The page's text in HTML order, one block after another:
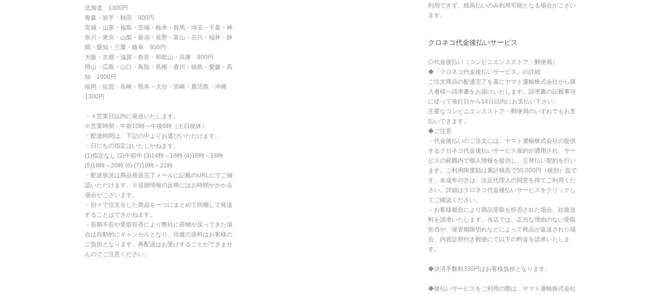
北海道 1300円
青森・岩手・秋田 900円
宮城・山形・福島・茨城・栃木・群馬・埼玉・千葉・神
奈川・東京・山梨・新潟・長野・富山・石川・福井・静
岡・愛知・三重・岐阜 800円
大阪・京都・滋賀・奈良・和歌山・兵庫 900円
岡山・広島・山口・鳥取・島根・香川・徳島・愛媛・高
知 1000円
福岡・佐賀・長崎・熊本・大分・宮崎・鹿児島・沖縄
1300円
・４営業日以内に発送いたします。
※営業時間：午前10時～午後6時（土日祝休）
・配達時間は、下記の中よりお選びいただけます。
・日にちの指定はいたしかねます。
(1)指定なし (2)午前中 (3)14時～16時 (4)16時～18時
(5)18時～20時 (6) (7)19時～21時
・配送状況は商品発送完了メールに記載のURLにてご確
認いただけます。※追跡情報の反映にはお時間がかかる
場合がございます。
・別々で注文をした商品を一つにまとめて同梱して発送
することはできかねます。
・長期不在や受取拒否により弊社に荷物が戻ってきた場
合は自動的にキャンセルとなり、往復の送料はお客様の
ご負担となります。再配送はお受けすることができませ
んのでご注意ください。
利用できず、残高払いのみ利用可能となる場合がござい
ます。
クロネコ代金後払いサービス
◎代金後払い（コンビニエンスストア・郵便局）
◆『クロネコ代金後払いサービス』の詳細
ご注文商品の配達完了を基にヤマト運輸株式会社から購
入者様へ請求書をお届けいたします。請求書の記載事項
に従って発行日から14日以内にお支払い下さい。
主要なコンビニエンスストア・郵便局のいずれでもお支
払いできます。
◆ご注意
・代金後払いのご注文には、ヤマト運輸株式会社の提供
するクロネコ代金後払いサービス規約が適用され、サー
ビスの範囲内で個人情報を提供し、立替払い契約を行い
ます。ご利用限度額は累計残高で50,000円（税別）迄で
す。未成年の方は、法定代理人の同意を得てご利用くだ
さい。詳細はクロネコ代金後払いサービスをクリックし
てご確認ください。
・お客様都合により商品受取を拒否された場合、往復送
料を請求いたします。当店では、正当な理由のない受取
拒否や、保管期限切れなどによって商品が返送された場
合、内容証明付き郵便にて以下の料金を請求いたしま
す。
◆決済手数料330円はお客様負担となります。
◆後払いサービスをご利用の際は、ヤマト運輸株式会社